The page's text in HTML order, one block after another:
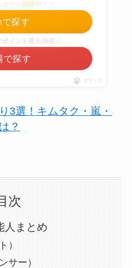
セール開催中！／
探す
イント最大49倍／
で探す
ポチップ
3選！キムタク・嵐・
？
次
人まとめ
）
サー）